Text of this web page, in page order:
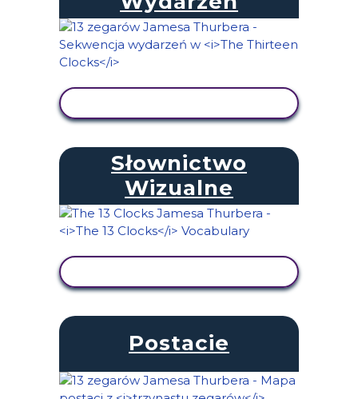
Słownictwo
Wizualne
Postacie